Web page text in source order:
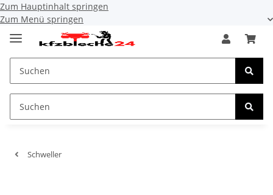
Zum Hauptinhalt springen
Zum Menü springen
Schweller